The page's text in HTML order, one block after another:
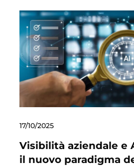
17/10/2025
Visibilità aziendale e
il nuovo paradigma